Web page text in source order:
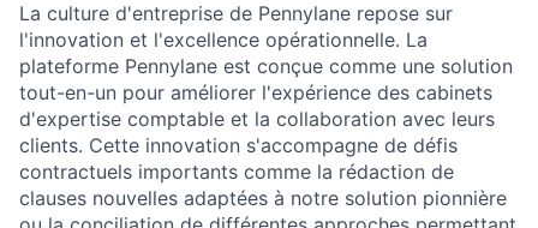
La culture d'entreprise de Pennylane repose sur
l'innovation et l'excellence opérationnelle. La
plateforme Pennylane est conçue comme une solution
tout-en-un pour améliorer l'expérience des cabinets
d'expertise comptable et la collaboration avec leurs
clients. Cette innovation s'accompagne de défis
contractuels importants comme la rédaction de
clauses nouvelles adaptées à notre solution pionnière